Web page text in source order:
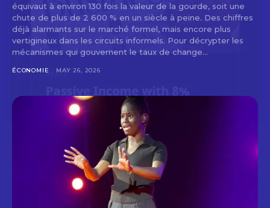
équivaut à environ 130 fois la valeur de la gourde, soit une
chute de plus de 2 600 % en un siècle à peine. Des chiffres
déjà alarmants sur le marché formel, mais encore plus
vertigineux dans les circuits informels. Pour décrypter les
mécanismes qui gouvernent le taux de change...
ÉCONOMIE MAY 26, 2026